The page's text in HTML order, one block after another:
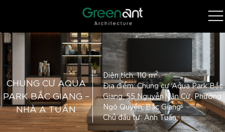
CHUNG CƯ AQUA
PARK BẮC GIANG –
NHÀ A TUẤN
Diện tích: 110 m2
Địa điểm: Chung cư Aqua Park Bắc
Giang, 55 Nguyễn Văn Cừ, Phường
Ngô Quyền, Bắc Giang
Chủ đầu tư: Anh Tuấn